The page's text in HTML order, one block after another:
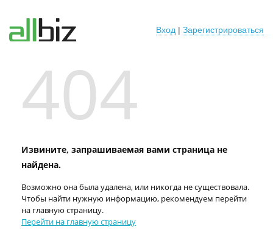
Вход | Зарегистрироваться
404
Извините, запрашиваемая вами страница не
найдена.
Возможно она была удалена, или никогда не существовала.
Чтобы найти нужную информацию, рекомендуем перейти
на главную страницу.
Перейти на главную страницу